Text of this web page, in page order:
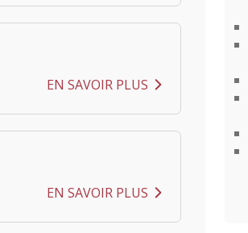
EN SAVOIR PLUS
EN SAVOIR PLUS